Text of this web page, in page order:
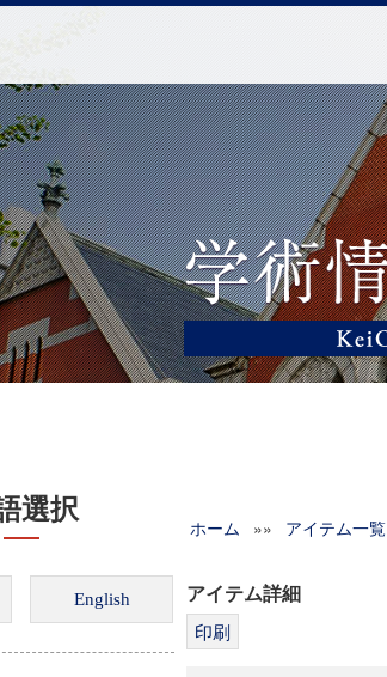
選択
ホーム »» アイテム一覧
アイテム詳細